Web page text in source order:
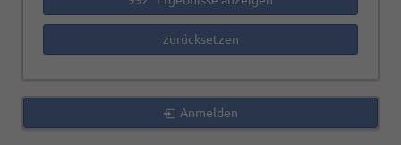
zurücksetzen
Anmelden